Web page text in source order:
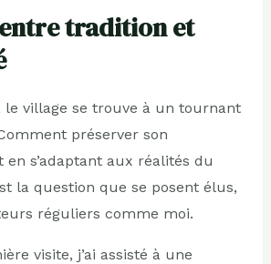
tradition et
le village se trouve à un tournant
préserver son
s’adaptant aux réalités du
la question que se posent élus,
réguliers comme moi.
visite, j’ai assisté à une